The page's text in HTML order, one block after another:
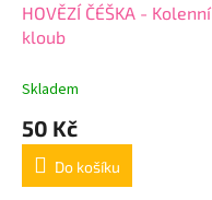
HOVĚZÍ ČÉŠKA - Kolenní
kloub
Skladem
50 Kč
Do košíku